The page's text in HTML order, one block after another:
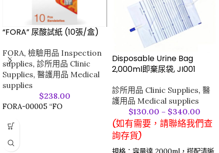
“FORA” 尿酸試紙 (10張/盒)
FORA, 檢驗用品 Inspection
supplies, 診所用品 Clinic
Supplies, 醫護用品 Medical
supplies
$238.00
FORA-00005 “FO
Disposable Urine Bag
2,000ml即棄尿袋, JI001
診所用品 Clinic Supplies, 醫
護用品 Medical supplies
$130.00 – $340.00
(如有需要，請聯絡我們查
詢存貨)